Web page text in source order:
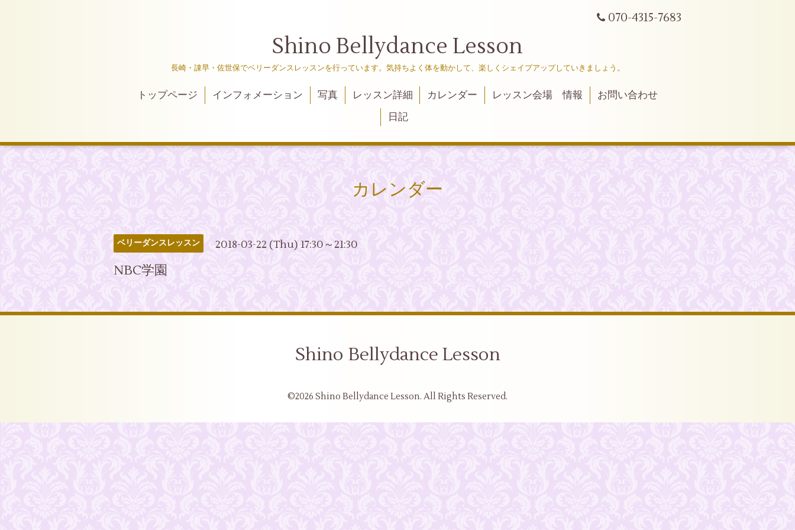
070-4315-7683
Shino Bellydance Lesson
長崎・諌早・佐世保でベリーダンスレッスンを行っています。気持ちよく体を動かして、楽しくシェイプアップしていきましょう。
トップページ インフォメーション 写真 レッスン詳細 カレンダー レッスン会場 情報
お問い合わせ
日記
カレンダー
ベリーダンスレッスン 2018-03-22 (Thu) 17:30～21:30
NBC学園
Shino Bellydance Lesson
©2026 Shino Bellydance Lesson. All Rights Reserved.